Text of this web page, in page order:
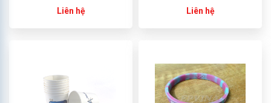
Liên hệ Liên hệ